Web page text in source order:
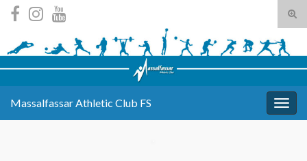
Search for:
Massalfassar Athletic Club FS